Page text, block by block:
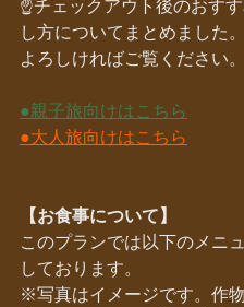
☝️チェックアウト後のおす
し方についてまとめました。
よろしければご覧ください。
●親子旅向けはこちら
●大人旅向けはこちら
【お食事について】
このプランでは以下のメニ
しております。
※写真はイメージです。作